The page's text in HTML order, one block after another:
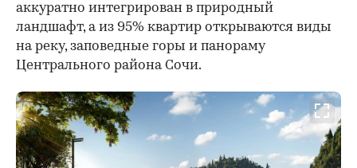
аккуратно интегрирован в природный
ландшафт, а из 95% квартир открываются виды
на реку, заповедные горы и панораму
Центрального района Сочи.